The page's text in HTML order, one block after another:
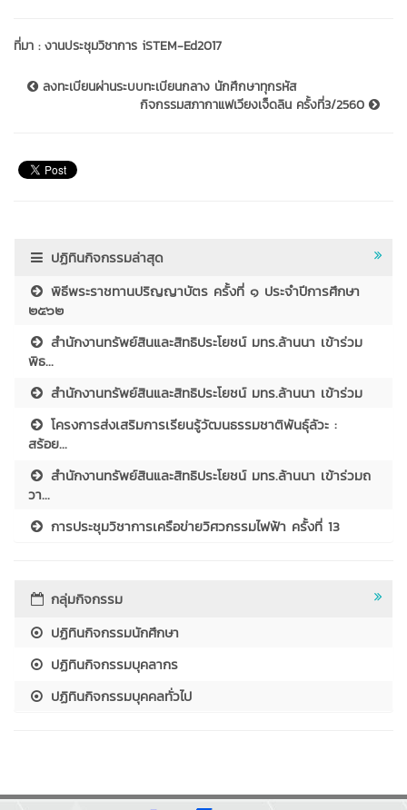
ที่มา :งานประชุมวิชาการ iSTEM-Ed2017
ลงทะเบียนผ่านระบบทะเบียนกลาง นักศึกษาทุกรหัส
กิจกรรมสภากาแฟเวียงเจ็ดลิน ครั้งที่3/2560
ปฏิทินกิจกรรมล่าสุด
พิธีพระราชทานปริญญาบัตร ครั้งที่ ๑ ประจำปีการศึกษา
๒๕๖๒
สำนักงานทรัพย์สินและสิทธิประโยชน์ มทร.ล้านนา เข้าร่วม
พิธ...
สำนักงานทรัพย์สินและสิทธิประโยชน์ มทร.ล้านนา เข้าร่วม
โครงการส่งเสริมการเรียนรู้วัฒนธรรมชาติพันธุ์ลัวะ :
สร้อย...
สำนักงานทรัพย์สินและสิทธิประโยชน์ มทร.ล้านนา เข้าร่วมถ
วา...
การประชุมวิชาการเครือข่ายวิศวกรรมไฟฟ้า ครั้งที่ 13
กลุ่มกิจกรรม
ปฏิทินกิจกรรมนักศึกษา
ปฏิทินกิจกรรมบุคลากร
ปฏิทินกิจกรรมบุคคลทั่วไป